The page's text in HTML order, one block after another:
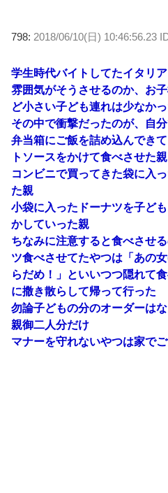
798: 2018/06/10(日) 10:46:56.23
学生時代バイトしてたイタリ
雰囲気がそうさせるのか、お
ど小さい子ども連れは少なか
その中で衝撃だったのが、自
弁当箱にご飯を詰め込んでき
トソースをかけて食べさせた親
コンビニで買ってきた袋に入
た親
小袋に入ったドーナツを子ど
かしていった親
ちなみに注意すると食べさせ
ツ食べさせてたやつは「あの
らだめ！」といいつつ隠れて
に撒き散らして帰って行った
勿論子どもの分のオーダーはな
親御二人分だけ
マナーを守れないやつは家で